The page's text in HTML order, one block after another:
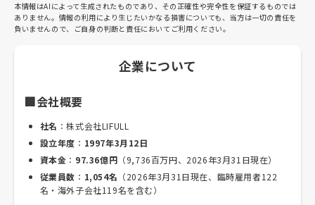
本情報はAIによって生成されたものであり、その正確性や完全性を保証するものでは
ありません。情報の利用により生じたいかなる損害についても、当方は一切の責任を
負いませんので、ご自身の判断と責任においてご利用ください。
企業について
🏢会社概要
社名 ：株式会社LIFULL
設立年度 ： 1997年3月12日
資本金 ： 97.36億円 （9,736百万円、2026年3月31日現在）
従業員数 ： 1,054名 （2026年3月31日現在、臨時雇用者122
名・海外子会社119名を含む）